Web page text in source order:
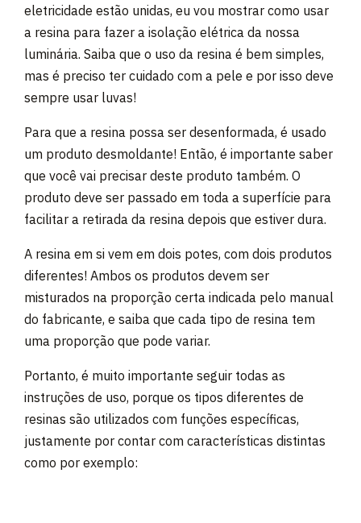
eletricidade estão unidas, eu vou mostrar como usar
a resina para fazer a isolação elétrica da nossa
luminária. Saiba que o uso da resina é bem simples,
mas é preciso ter cuidado com a pele e por isso deve
sempre usar luvas!
Para que a resina possa ser desenformada, é usado
um produto desmoldante! Então, é importante saber
que você vai precisar deste produto também. O
produto deve ser passado em toda a superfície para
facilitar a retirada da resina depois que estiver dura.
A resina em si vem em dois potes, com dois produtos
diferentes! Ambos os produtos devem ser
misturados na proporção certa indicada pelo manual
do fabricante, e saiba que cada tipo de resina tem
uma proporção que pode variar.
Portanto, é muito importante seguir todas as
instruções de uso, porque os tipos diferentes de
resinas são utilizados com funções específicas,
justamente por contar com características distintas
como por exemplo: